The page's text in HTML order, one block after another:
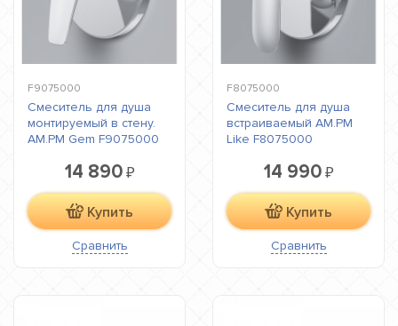
F9075000
Cмеситель для душа
монтируемый в стену.
AM.PM Gem F9075000
14 890₽
Купить
Сравнить
F8075000
Cмеситель для душа
встраиваемый AM.PM
Like F8075000
14 990₽
Купить
Сравнить